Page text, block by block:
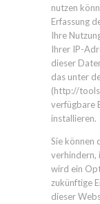
nutzen
Erfassung
Ihre
Ihrer IP-
dieser
das unter
(http://
verfügbare
installieren.
Sie können
verhindern,
wird ein
zukünftige
dieser